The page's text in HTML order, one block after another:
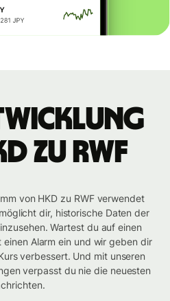
zu RWF
von HKD zu RWF verwendet
dir, historische Daten der
Wartest du auf einen
einen Alarm ein und wir geben dir
verbessert. Und mit unseren
verpasst du nie die neuesten